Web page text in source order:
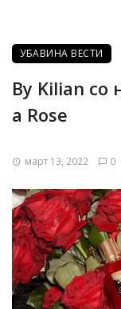
УБАВИНА ВЕСТИ
By Kilian со
a Rose
март 13, 2022
0